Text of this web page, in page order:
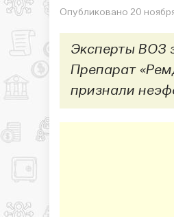
Опубликовано 20
Эксперты ВОЗ
Препарат
признали